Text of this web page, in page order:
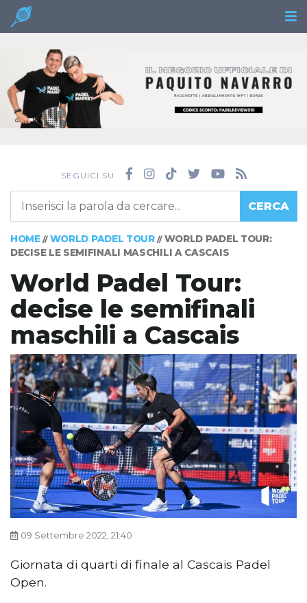
SEGUICI SU
CERCA
HOME// WORLD PADEL TOUR// WORLD PADEL TOUR:
DECISE LE SEMIFINALI MASCHILI A CASCAIS
World Padel Tour:
decise le semifinali
maschili a Cascais
09 Settembre 2022, 21:40
Giornata di quarti di finale al Cascais Padel
Open.